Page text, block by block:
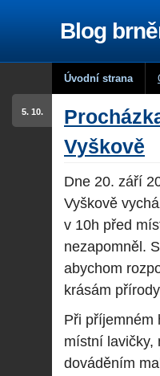
Blog
Úvodní strana
Vyškově
5. 10.
Dne 20. září
Vyškově
v 10h před
nezapomněl.
abychom
krásám
Při příjemném
místní lavičky,
dováděním